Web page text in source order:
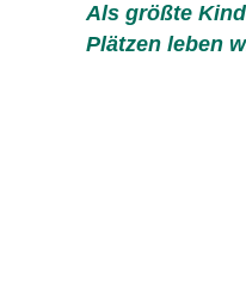
Als größte
Plätzen leben